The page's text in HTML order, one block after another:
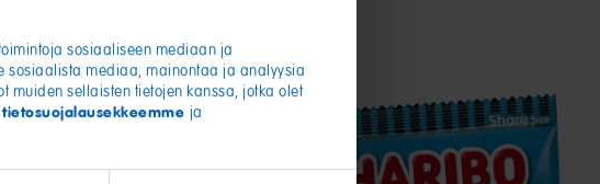
sosiaaliseen mediaan ja
sosiaalista mediaa, mainontaa ja analyysia
muiden sellaisten tietojen kanssa, jotka olet
tietosuojalausekkeemme ja